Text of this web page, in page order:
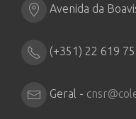
Avenida da
(+351) 22 619
Geral -